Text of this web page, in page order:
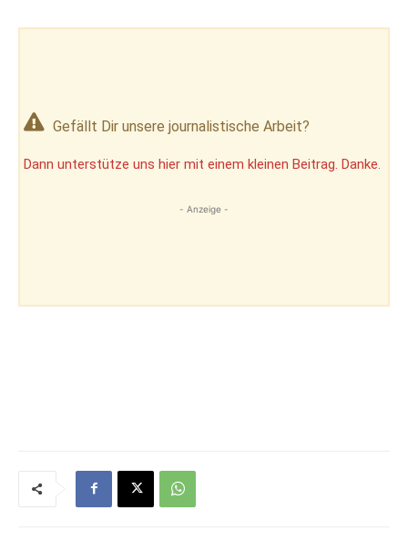
Gefällt Dir unsere journalistische Arbeit?
Dann unterstütze uns hier mit einem kleinen Beitrag. Danke.
- Anzeige -